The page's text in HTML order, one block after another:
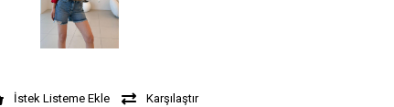
İstek Listeme Ekle Karşılaştır